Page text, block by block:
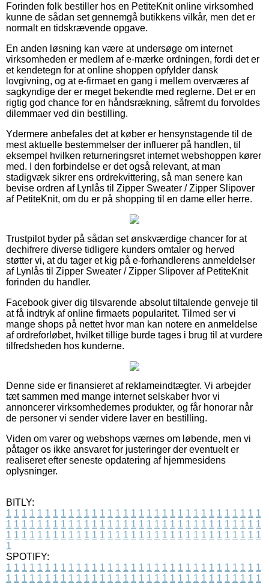
Forinden folk bestiller hos en PetiteKnit online virksomhed
kunne de sådan set gennemgå butikkens vilkår, men det er
normalt en tidskrævende opgave.
En anden løsning kan være at undersøge om internet
virksomheden er medlem af e-mærke ordningen, fordi det er
et kendetegn for at online shoppen opfylder dansk
lovgivning, og at e-firmaet en gang i mellem overværes af
sagkyndige der er meget bekendte med reglerne. Det er en
rigtig god chance for en håndsrækning, såfremt du forvoldes
dilemmaer ved din bestilling.
Ydermere anbefales det at køber er hensynstagende til de
mest aktuelle bestemmelser der influerer på handlen, til
eksempel hvilken returneringsret internet webshoppen kører
med. I den forbindelse er det også relevant, at man
stadigvæk sikrer ens ordrekvittering, så man senere kan
bevise ordren af Lynlås til Zipper Sweater / Zipper Slipover
af PetiteKnit, om du er på shopping til en dame eller herre.
Trustpilot byder på sådan set ønskværdige chancer for at
dechifrere diverse tidligere kunders omtaler og herved
støtter vi, at du tager et kig på e-forhandlerens anmeldelser
af Lynlås til Zipper Sweater / Zipper Slipover af PetiteKnit
forinden du handler.
Facebook giver dig tilsvarende absolut tiltalende genveje til
at få indtryk af online firmaets popularitet. Tilmed ser vi
mange shops på nettet hvor man kan notere en anmeldelse
af ordreforløbet, hvilket tillige burde tages i brug til at vurdere
tilfredsheden hos kunderne.
Denne side er finansieret af reklameindtægter. Vi arbejder
tæt sammen med mange internet selskaber hvor vi
annoncerer virksomhedernes produkter, og får honorar når
de personer vi sender videre laver en bestilling.
Viden om varer og webshops værnes om løbende, men vi
påtager os ikke ansvaret for justeringer der eventuelt er
realiseret efter seneste opdatering af hjemmesidens
oplysninger.
BITLY:
1 1 1 1 1 1 1 1 1 1 1 1 1 1 1 1 1 1 1 1 1 1 1 1 1 1 1 1 1 1 1 1 1
1 1 1 1 1 1 1 1 1 1 1 1 1 1 1 1 1 1 1 1 1 1 1 1 1 1 1 1 1 1 1 1 1
1 1 1 1 1 1 1 1 1 1 1 1 1 1 1 1 1 1 1 1 1 1 1 1 1 1 1 1 1 1 1 1 1
1
SPOTIFY:
1 1 1 1 1 1 1 1 1 1 1 1 1 1 1 1 1 1 1 1 1 1 1 1 1 1 1 1 1 1 1 1 1
1 1 1 1 1 1 1 1 1 1 1 1 1 1 1 1 1 1 1 1 1 1 1 1 1 1 1 1 1 1 1 1 1